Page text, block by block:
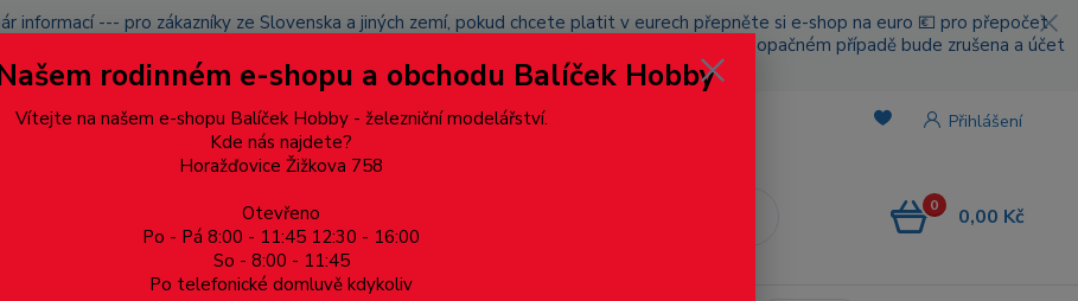
informací --- pro zákazníky ze Slovenska a jiných zemí, pokud chcete platit v eurech přepněte si e-shop na euro 💶 pro přepočet
nevyzvednete, bude po domluvě zaslána znovu s opětovnou platbou za poštovné, v opačném případě bude zrušena a účet
přidán na blacklist a rušeny následující objednávky.
platba Více Přihlášení
0 0,00 Kč
rodinném e-shopu a obchodu Balíček Hobby
Vítejte na našem e-shopu Balíček Hobby - železniční modelářství.
Kde nás najdete?
Horažďovice Žižkova 758
Otevřeno
Po - Pá 8:00 - 11:45 12:30 - 16:00
So - 8:00 - 11:45
Po telefonické domluvě kdykoliv